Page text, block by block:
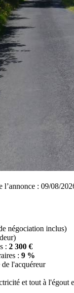
l’annonce : 09/08/
négociation inclus)
: 2 300 €
: 9 %
l'acquéreur
et tout à l'égout